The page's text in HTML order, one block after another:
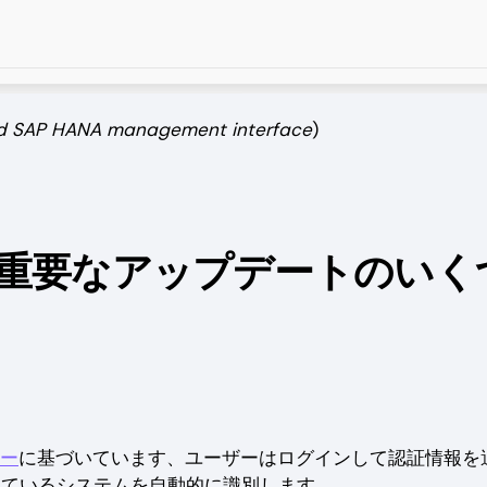
SAP HANA management interface)
要なアップデートのいく
に基づいています、ユーザーはログインして認証情報を